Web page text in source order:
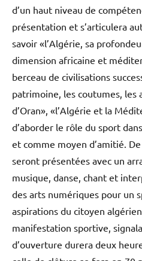
d’un haut niveau de
présentation et s’articulera
savoir «l’Algérie, sa
dimension africaine et
berceau de civilisations
patrimoine, les coutumes, les
d’Oran», «l’Algérie et la
d’aborder le rôle du sport
et comme moyen d’amitié.
seront présentées avec un
musique, danse, chant et
des arts numériques pour un
aspirations du citoyen
manifestation sportive,
d’ouverture durera deux